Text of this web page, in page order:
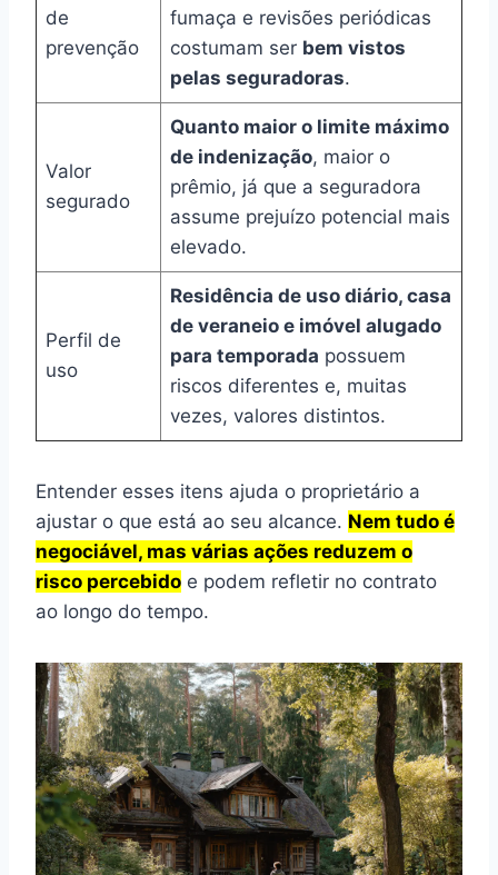
de
prevenção
fumaça e revisões periódicas
costumam ser bem vistos
pelas seguradoras.
Valor
segurado
Quanto maior o limite máximo
de indenização, maior o
prêmio, já que a seguradora
assume prejuízo potencial mais
elevado.
Perfil de
uso
Residência de uso diário, casa
de veraneio e imóvel alugado
para temporada possuem
riscos diferentes e, muitas
vezes, valores distintos.
Entender esses itens ajuda o proprietário a
ajustar o que está ao seu alcance. Nem tudo é
negociável, mas várias ações reduzem o
risco percebido e podem refletir no contrato
ao longo do tempo.